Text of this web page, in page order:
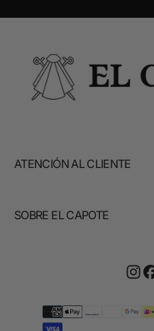
ATENCIÓN AL CLIENTE
SOBRE EL CAPOTE
Métodos